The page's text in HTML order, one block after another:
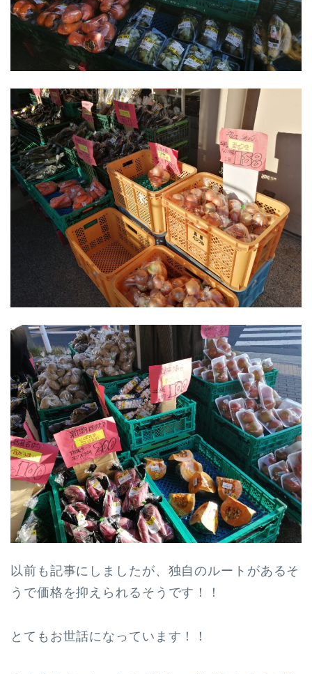
以前も記事にしましたが、独自のルートがあるそ
うで価格を抑えられるそうです！！
とてもお世話になっています！！